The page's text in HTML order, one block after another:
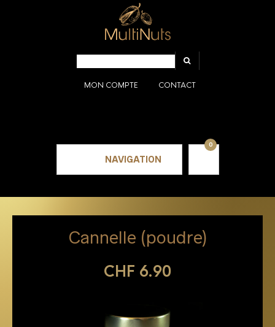
MON COMPTE CONTACT
NAVIGATION
0
Cannelle (poudre)
CHF 6.90